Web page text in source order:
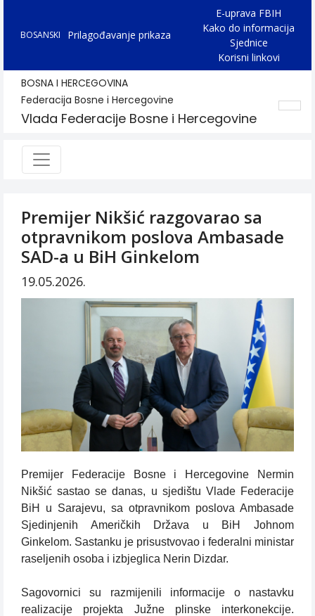
BOSANSKI Prilagođavanje prikaza
E-uprava FBIH
Kako do informacija
Sjednice
Korisni linkovi
BOSNA I HERCEGOVINA
Federacija Bosne i Hercegovine
Vlada Federacije Bosne i Hercegovine
Premijer Nikšić razgovarao sa
otpravnikom poslova Ambasade
SAD-a u BiH Ginkelom
19.05.2026.
Premijer Federacije Bosne i Hercegovine Nermin
Nikšić sastao se danas, u sjedištu Vlade Federacije
BiH u Sarajevu, sa otpravnikom poslova Ambasade
Sjedinjenih Američkih Država u BiH Johnom
Ginkelom. Sastanku je prisustvovao i federalni ministar
raseljenih osoba i izbjeglica Nerin Dizdar.
Sagovornici su razmijenili informacije o nastavku
realizacije projekta Južne plinske interkonekcije.